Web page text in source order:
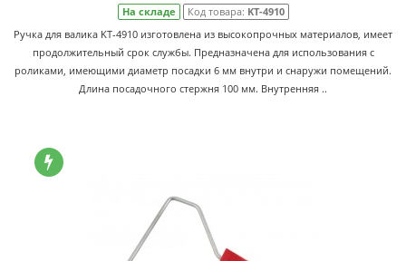
На складе Код товара: KT-4910
Ручка для валика KT-4910 изготовлена из высокопрочных материалов, имеет
продолжительный срок службы. Предназначена для использования с
роликами, имеющими диаметр посадки 6 мм внутри и снаружи помещений.
Длина посадочного стержня 100 мм. Внутренняя ..